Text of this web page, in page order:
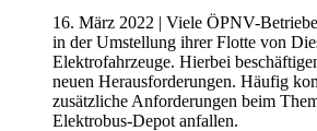
16. März 2022 | Viele ÖPNV-
in der Umstellung ihrer Flotte von
Elektrofahrzeuge. Hierbei
neuen Herausforderungen. Häufig
zusätzliche Anforderungen beim
Elektrobus-Depot anfallen.